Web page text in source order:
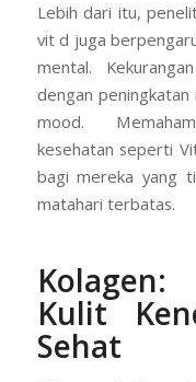
Lebih dari itu,
vit d juga
mental.
dengan peningkatan
mood.
kesehatan seperti
bagi mereka yang
matahari terbatas.
Kulit
Sehat